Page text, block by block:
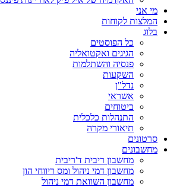
מי אני
המלצות לקוחות
בלוג
כל הפוסטים
הגיגים ואקטואליה
פנסיה והשתלמות
השקעות
נדל"ן
אשראי
ביטוחים
התנהלות כלכלית
תיאורי מקרה
סרטונים
מחשבונים
מחשבון ריבית ד'ריבית
מחשבון דמי ניהול ומס ריווחי הון
מחשבון השוואת דמי ניהול